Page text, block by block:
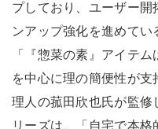
プしており、ユーザー開
ンアップ強化を進めてい
「『惣菜の素』アイテ
を中心に理の簡便性が
理人の菰田欣也氏が監修
リーズは、「自宅で本格